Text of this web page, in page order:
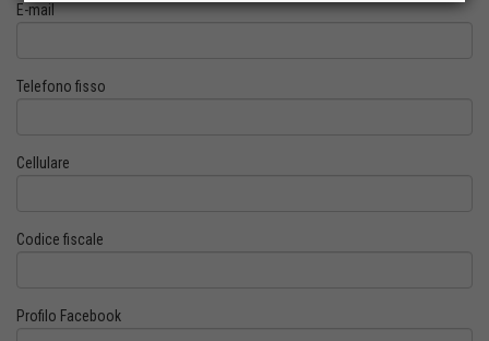
E-mail
Telefono fisso
Cellulare
Codice fiscale
Profilo Facebook